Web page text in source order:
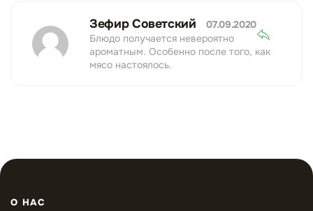
Зефир Советский
07.09.2020
Блюдо получается невероятно
ароматным. Особенно после того, как
мясо настоялось.
О НАС